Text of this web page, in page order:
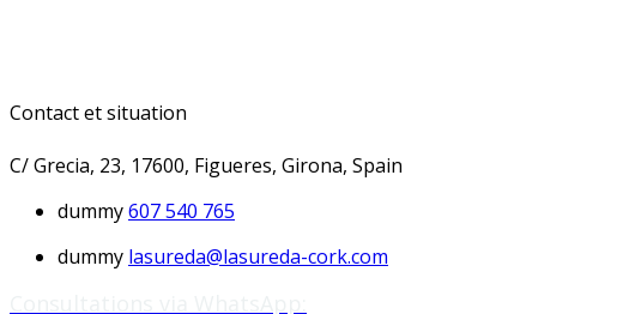
Contact et situation
C/ Grecia, 23, 17600, Figueres, Girona, Spain
dummy607 540 765
dummy lasureda@lasureda-cork.com